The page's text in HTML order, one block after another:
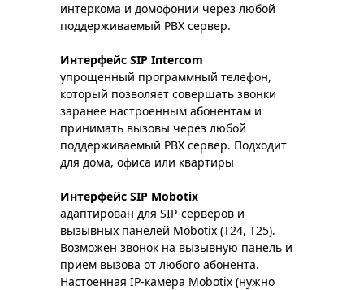
интеркома и домофонии через любой
поддерживаемый PBX сервер.
Интерфейс SIP Intercom
упрощенный программный телефон,
который позволяет совершать звонки
заранее настроенным абонентам и
принимать вызовы через любой
поддерживаемый PBX сервер. Подходит
для дома, офиса или квартиры
Интерфейс SIP Mobotix
адаптирован для SIP-серверов и
вызывных панелей Mobotix (T24, T25).
Возможен звонок на вызывную панель и
прием вызова от любого абонента.
Настоенная IP-камера Mobotix (нужно